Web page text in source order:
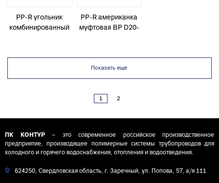
PP-R угольник
комбинированный
PP-R американка
муфтовая ВР D20-
Показать еще
1 2
ПК КОНТУР– это современное российское производственное
предприятие, производящее полимерные системы трубопроводов для
холодного и горячего водоснабжения, отопления и водоотведения.
624250, Свердловская область, г. Заречный, ул. Попова, 57, а/я 111